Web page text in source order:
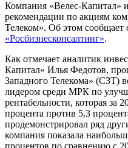
Компания «Велес-Капитал»
рекомендации по акциям
Телеком». Об этом сообщает
«Росбизнесконсалтинг».
Как отмечает аналитик
Капитал» Илья Федотов,
Западного Телекома» (СЗТ)
лидером среди МРК по
рентабельности, которая за
процента против 5,3
продемонстрировал ряд
компания показала